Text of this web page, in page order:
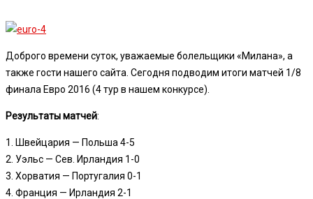
Доброго времени суток, уважаемые болельщики «Милана», а
также гости нашего сайта. Сегодня подводим итоги матчей 1/8
финала Евро 2016 (4 тур в нашем конкурсе).
Результаты матчей:
1. Швейцария — Польша 4-5
2. Уэльс — Сев. Ирландия 1-0
3. Хорватия — Португалия 0-1
4. Франция — Ирландия 2-1